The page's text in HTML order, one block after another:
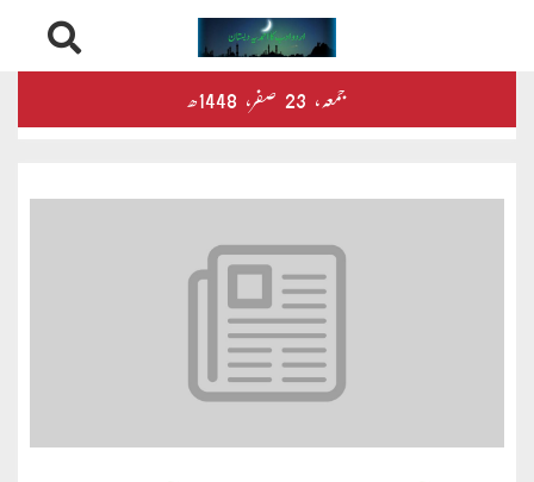
to
جمعہ‬‮، 23 صفر‬،
محمود
بخارِدل